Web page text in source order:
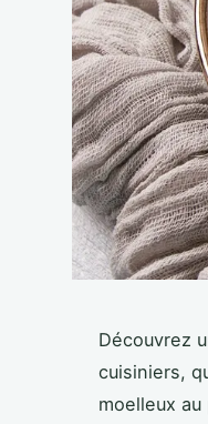
Découvrez
cuisiniers,
moelleux